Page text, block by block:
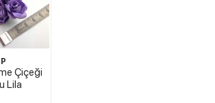
Çiçeği
Lila